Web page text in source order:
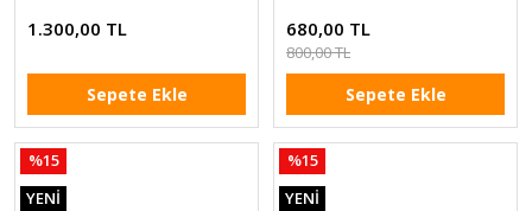
1.300,00 TL
Sepete Ekle
680,00 TL
800,00 TL
Sepete Ekle
%15
YENİ
%15
YENİ